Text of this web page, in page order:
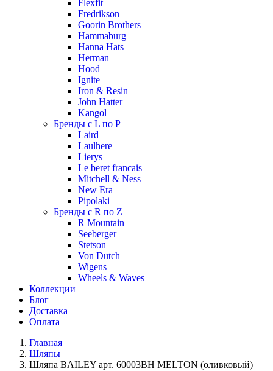
Flexfit
Fredrikson
Goorin Brothers
Hammaburg
Hanna Hats
Herman
Hood
Ignite
Iron & Resin
John Hatter
Kangol
Бренды с L по P
Laird
Laulhere
Lierys
Le beret francais
Mitchell & Ness
New Era
Pipolaki
Бренды с R по Z
R Mountain
Seeberger
Stetson
Von Dutch
Wigens
Wheels & Waves
Коллекции
Блог
Доставка
Оплата
Главная
Шляпы
Шляпа BAILEY арт. 60003BH MELTON (оливковый)